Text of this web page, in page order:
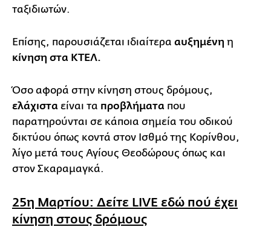
ταξιδιωτών.
Επίσης, παρουσιάζεται ιδιαίτερα αυξημένη η
κίνηση στα ΚΤΕΛ.
Όσο αφορά στην κίνηση στους δρόμους,
ελάχιστα είναι τα προβλήματα που
παρατηρούνται σε κάποια σημεία του οδικού
δικτύου όπως κοντά στον Ισθμό της Κορίνθου,
λίγο μετά τους Αγίους Θεοδώρους όπως και
στον Σκαραμαγκά.
25η Μαρτίου: Δείτε LIVE εδώ πού έχει
κίνηση στους δρόμους